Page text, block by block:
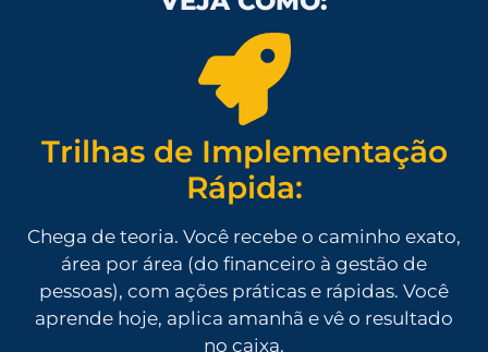
Trilhas de Implementação
Rápida:
Chega de teoria. Você recebe o caminho exato,
área por área (do financeiro à gestão de
pessoas), com ações práticas e rápidas. Você
aprende hoje, aplica amanhã e vê o resultado
no caixa.